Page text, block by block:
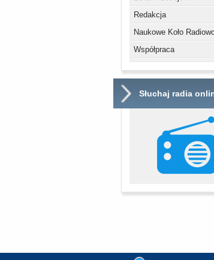
Redakcja
Naukowe Koło
Współpraca
Słuchaj radia